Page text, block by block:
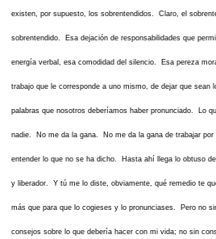
existen, por supuesto, los sobrentendidos. Claro, el
sobrentendido. Esa dejación de responsabilidades que
energía verbal, esa comodidad del silencio. Esa pereza
trabajo que le corresponde a uno mismo, de dejar que sean
palabras que nosotros deberíamos haber pronunciado. Lo
nadie. No me da la gana. No me da la gana de trabajar por
entender lo que no se ha dicho. Hasta ahí llega lo obtuso
y liberador. Y tú me lo diste, obviamente, qué remedio te
más que para que lo cogieses y lo pronunciases. Pero no
consejos sobre lo que debería hacer con mi vida; no sin